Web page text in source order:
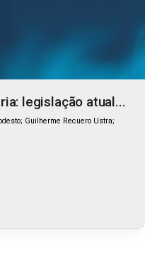
legislação atual...
Guilherme Recuero Ustra;